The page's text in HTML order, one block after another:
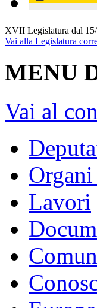
XVII Legislatura dal
Vai alla Legislatura
MENU
Vai al
Lavori